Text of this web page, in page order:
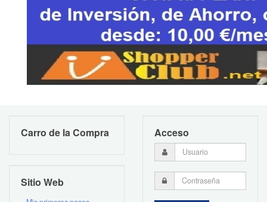
Carro de la Compra
Sitio Web
Acceso